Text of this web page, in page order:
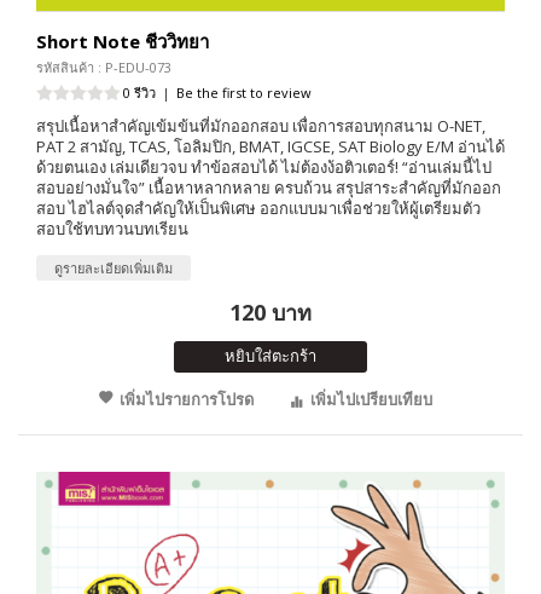
Short Note ชีววิทยา
รหัสสินค้า : P-EDU-073
0 รีวิว | Be the first to review
สรุปเนื้อหาสำคัญเข้มข้นที่มักออกสอบ เพื่อการสอบทุกสนาม O-NET,
PAT 2 สามัญ, TCAS, โอลิมปิก, BMAT, IGCSE, SAT Biology E/M อ่านได้
ด้วยตนเอง เล่มเดียวจบ ทำข้อสอบได้ ไม่ต้องง้อติวเตอร์! “อ่านเล่มนี้ไป
สอบอย่างมั่นใจ” เนื้อหาหลากหลาย ครบถ้วน สรุปสาระสำคัญที่มักออก
สอบ ไฮไลต์จุดสำคัญให้เป็นพิเศษ ออกแบบมาเพื่อช่วยให้ผู้เตรียมตัว
สอบใช้ทบทวนบทเรียน
ดูรายละเอียดเพิ่มเติม
120 บาท
หยิบใส่ตะกร้า
เพิ่มไปรายการโปรด
เพิ่มไปเปรียบเทียบ